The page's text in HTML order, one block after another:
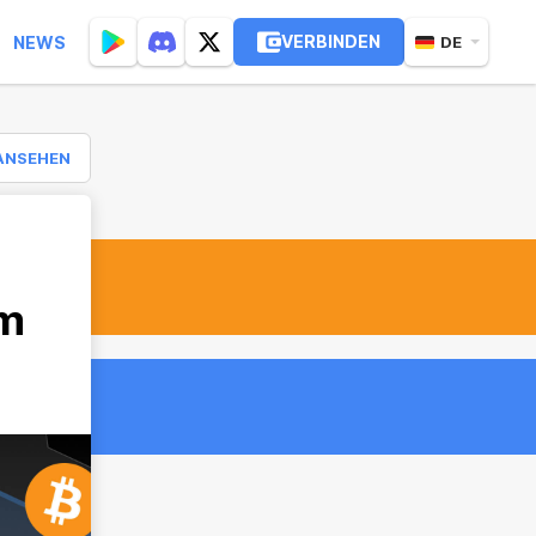
NEWS VERBINDEN DE